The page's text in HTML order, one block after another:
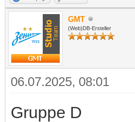
GMT
(Web)DB-Ersteller
06.07.2025, 08:01
Gruppe D